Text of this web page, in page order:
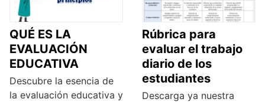
QUÉ ES LA
EVALUACIÓN
EDUCATIVA
Descubre la esencia de
la evaluación educativa y
Rúbrica para
evaluar el trabajo
diario de los
estudiantes
Descarga ya nuestra